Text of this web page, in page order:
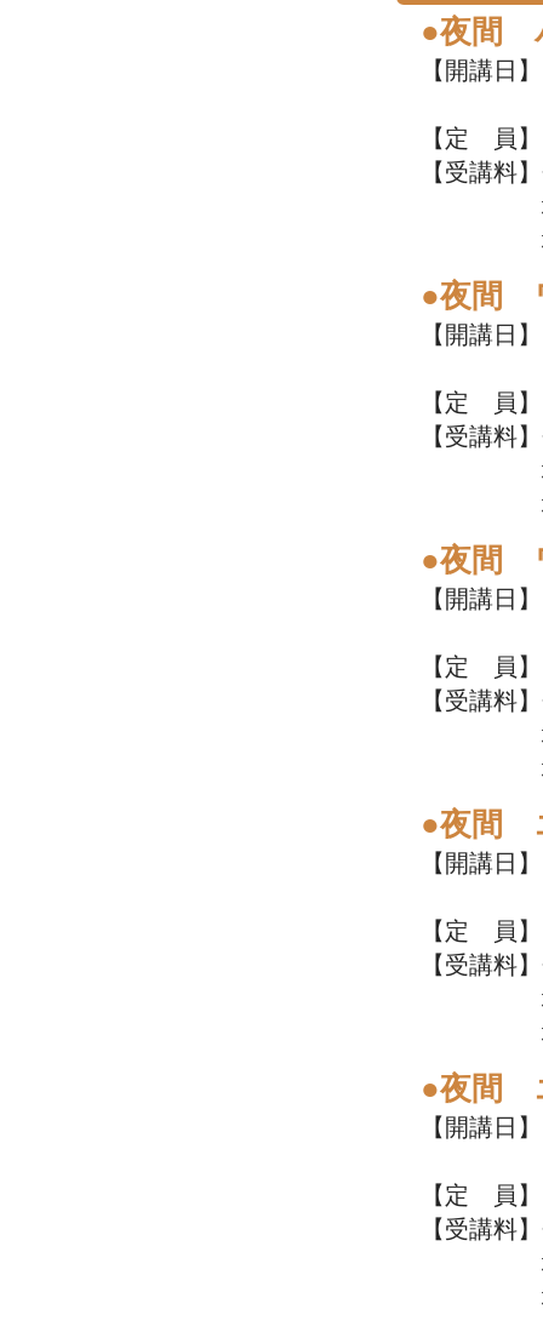
●夜間
【開講日
【定 員
【受講
地域住
地域外
●夜間
【開講日
【定 員
【受講
地域住
地域外
●夜間
【開講日
【定 員
【受講
地域住
地域外
●夜間
【開講日
【定 員
【受講
地域住
地域外
●夜間
【開講日
【定 員
【受講
地域住
地域外